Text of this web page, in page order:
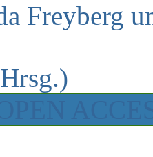
Freyberg